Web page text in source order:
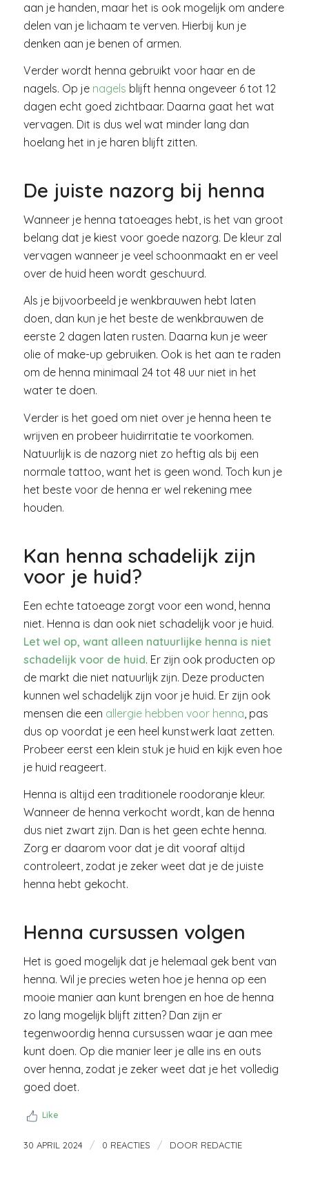
aan je handen, maar het is ook mogelijk om andere
delen van je lichaam te verven. Hierbij kun je
denken aan je benen of armen.
Verder wordt henna gebruikt voor haar en de
nagels. Op je nagels blijft henna ongeveer 6 tot 12
dagen echt goed zichtbaar. Daarna gaat het wat
vervagen. Dit is dus wel wat minder lang dan
hoelang het in je haren blijft zitten.
De juiste nazorg bij henna
Wanneer je henna tatoeages hebt, is het van groot
belang dat je kiest voor goede nazorg. De kleur zal
vervagen wanneer je veel schoonmaakt en er veel
over de huid heen wordt geschuurd.
Als je bijvoorbeeld je wenkbrauwen hebt laten
doen, dan kun je het beste de wenkbrauwen de
eerste 2 dagen laten rusten. Daarna kun je weer
olie of make-up gebruiken. Ook is het aan te raden
om de henna minimaal 24 tot 48 uur niet in het
water te doen.
Verder is het goed om niet over je henna heen te
wrijven en probeer huidirritatie te voorkomen.
Natuurlijk is de nazorg niet zo heftig als bij een
normale tattoo, want het is geen wond. Toch kun je
het beste voor de henna er wel rekening mee
houden.
Kan henna schadelijk zijn
voor je huid?
Een echte tatoeage zorgt voor een wond, henna
niet. Henna is dan ook niet schadelijk voor je huid.
Let wel op, want alleen natuurlijke henna is niet
schadelijk voor de huid. Er zijn ook producten op
de markt die niet natuurlijk zijn. Deze producten
kunnen wel schadelijk zijn voor je huid. Er zijn ook
mensen die een allergie hebben voor henna , pas
dus op voordat je een heel kunstwerk laat zetten.
Probeer eerst een klein stuk je huid en kijk even hoe
je huid reageert.
Henna is altijd een traditionele roodoranje kleur.
Wanneer de henna verkocht wordt, kan de henna
dus niet zwart zijn. Dan is het geen echte henna.
Zorg er daarom voor dat je dit vooraf altijd
controleert, zodat je zeker weet dat je de juiste
henna hebt gekocht.
Henna cursussen volgen
Het is goed mogelijk dat je helemaal gek bent van
henna. Wil je precies weten hoe je henna op een
mooie manier aan kunt brengen en hoe de henna
zo lang mogelijk blijft zitten? Dan zijn er
tegenwoordig henna cursussen waar je aan mee
kunt doen. Op die manier leer je alle ins en outs
over henna, zodat je zeker weet dat je het volledig
goed doet.
Like
30 APRIL 2024 / 0 REACTIES / DOOR REDACTIE